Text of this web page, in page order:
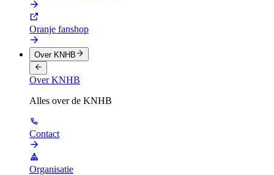
Oranje fanshop
Over KNHB
Over KNHB
Alles over de KNHB
Contact
Organisatie